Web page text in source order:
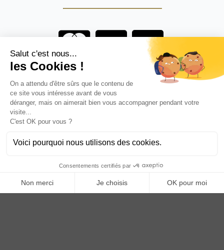
Vous êtes un professionnel ?
Anoq bénéficie du soutien financier de la région Hauts de